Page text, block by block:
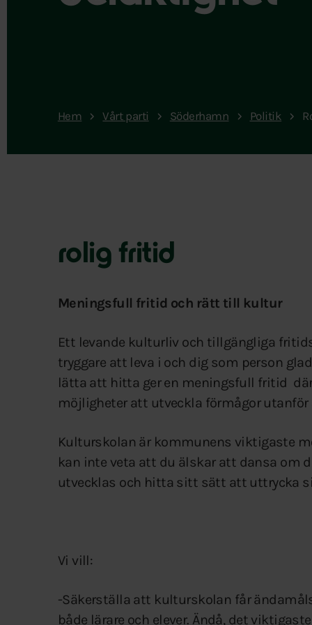
Hem Vårt parti Söderhamn Politik
rolig fritid
Meningsfull fritid och rätt till kultur
Ett levande kulturliv och tillgängliga
tryggare att leva i och dig som person
lätta att hitta ger en meningsfull fritid
möjligheter att utveckla förmågor utanför
Kulturskolan är kommunens viktigaste
kan inte veta att du älskar att dansa om
utvecklas och hitta sitt sätt att uttrycka
Vi vill:
-Säkerställa att kulturskolan får
både lärare och elever. Ändå, det